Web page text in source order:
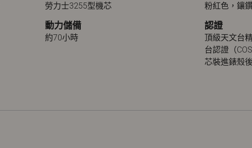
勞力士3255型機芯 粉紅色，鑲
動力儲備
約70小時
認證
頂級天文台
台認證（
芯裝進錶殼後